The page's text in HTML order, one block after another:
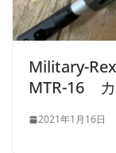
Military-
MTR-16 カ
2021年1月16日